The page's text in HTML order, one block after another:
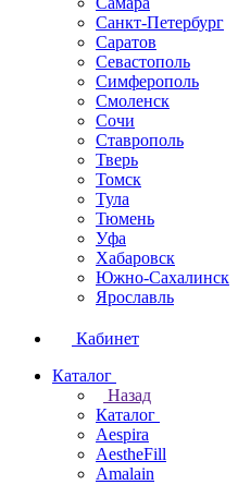
Санкт-Петербург
Саратов
Севастополь
Симферополь
Смоленск
Сочи
Ставрополь
Тверь
Томск
Тула
Тюмень
Уфа
Хабаровск
Южно-Сахалинск
Ярославль
Кабинет
Каталог
Назад
Каталог
Aespira
AestheFill
Amalain